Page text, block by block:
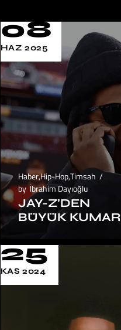
08
HAZ 2025
Haber,Hip-Hop,Timsah
by İbrahim Dayıoğlu
JAY-Z’DEN
BÜYÜK KUMAR
25
KAS 2024